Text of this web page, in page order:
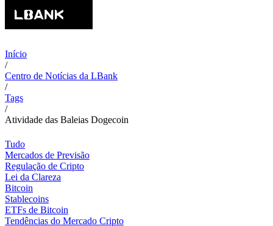
Início
/
Centro de Notícias da LBank
/
Tags
/
Atividade das Baleias Dogecoin
Tudo
Mercados de Previsão
Regulação de Cripto
Lei da Clareza
Bitcoin
Stablecoins
ETFs de Bitcoin
Tendências do Mercado Cripto